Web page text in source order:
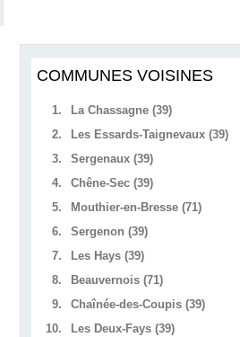
COMMUNES VOISINES
1.
La Chassagne (39)
2.
Les Essards-Taignevaux (39)
3.
Sergenaux (39)
4.
Chêne-Sec (39)
5.
Mouthier-en-Bresse (71)
6.
Sergenon (39)
7.
Les Hays (39)
8.
Beauvernois (71)
9.
Chaînée-des-Coupis (39)
10.
Les Deux-Fays (39)